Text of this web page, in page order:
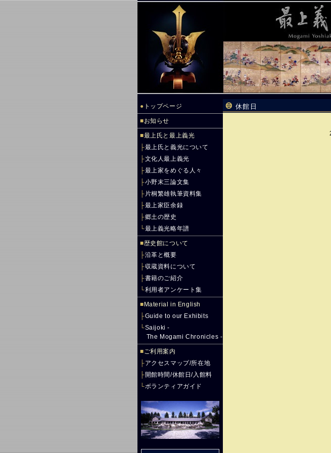
● トップページ
■お知らせ
■最上氏と最上義光
├最上氏と義光について
├文化人最上義光
├最上家をめぐる人々
├小野末三論文集
├ 片桐繁雄執筆資料集
├最上家臣余録
├郷土の歴史
└最上義光略年譜
■歴史館について
├沿革と概要
├収蔵資料について
├書籍のご紹介
└利用者アンケート集
■ Material in English
├Guide to our Exhibits
└Saijoki -
The Mogami Chronicles -
■ご利用案内
├アクセスマップ/所在地
├開館時間/休館日/入館料
└ボランティアガイド
休館日